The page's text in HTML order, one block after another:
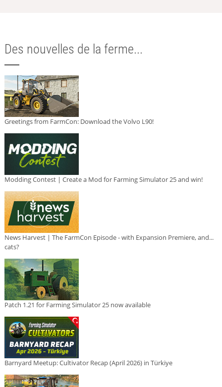
Des nouvelles de la ferme...
Greetings from FarmCon: Download the Volvo L90!
Modding Contest | Create a Mod for Farming Simulator 25 and win!
News Harvest | The FarmCon Episode - with Expansion Premiere, and...
cats?
Patch 1.21 for Farming Simulator 25 now available
Barnyard Meetup: Cultivator Recap (April 2026) in Türkiye